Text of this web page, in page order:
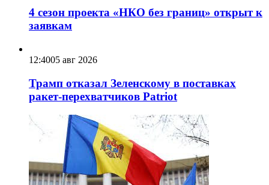
4 сезон проекта «НКО без границ» открыт к
заявкам
12:4005 авг 2026
Трамп отказал Зеленскому в поставках
ракет-перехватчиков Patriot